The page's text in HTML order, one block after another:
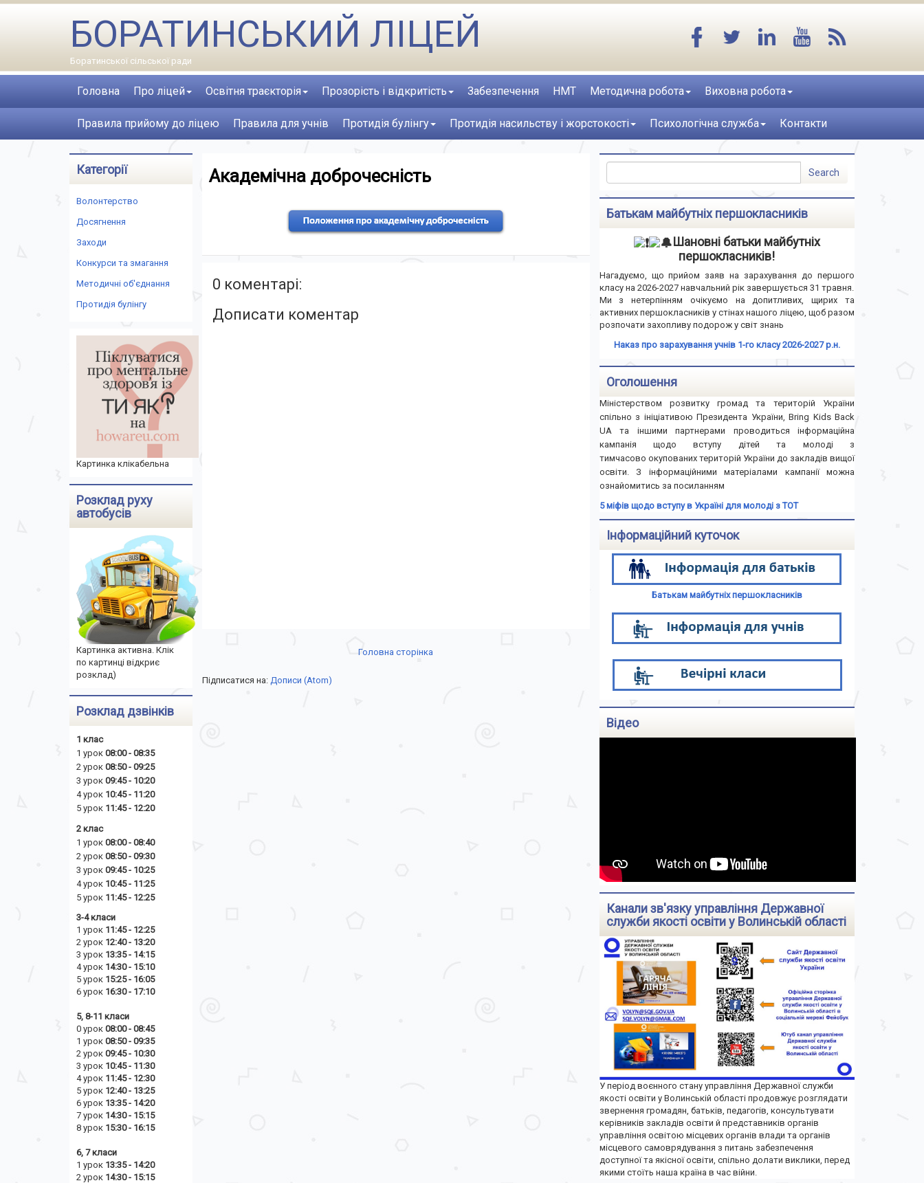
БОРАТИНСЬКИЙ ЛІЦЕЙ
Боратинської сільської ради
Головна Про ліцей Освітня траєкторія Прозорість і відкритість Забезпечення НМТ Методична робота Виховна робота
Правила прийому до ліцею Правила для учнів Протидія булінгу Протидія насильству і жорстокості Психологічна служба Контакти
Академічна доброчесність
0 коментарі:
Дописати коментар
Головна сторінка
Підписатися на: Дописи (Atom)
Категорії
Волонтерство
Досягнення
Заходи
Конкурси та змагання
Методичні об'єднання
Протидія булінгу
Картинка клікабельна
Розклад руху
автобусів
Картинка активна. Клік
по картинці відкриє
розклад)
Розклад дзвінків
1 клас
1 урок 08:00 - 08:35
2 урок 08:50 - 09:25
3 урок 09:45 - 10:20
4 урок 10:45 - 11:20
5 урок 11:45 - 12:20
2 клас
1 урок 08:00 - 08:40
2 урок 08:50 - 09:30
3 урок 09:45 - 10:25
4 урок 10:45 - 11:25
5 урок 11:45 - 12:25
3-4 класи
1 урок 11:45 - 12:25
2 урок 12:40 - 13:20
3 урок 13:35 - 14:15
4 урок 14:30 - 15:10
5 урок 15:25 - 16:05
6 урок 16:30 - 17:10
5, 8-11 класи
0 урок 08:00 - 08:45
1 урок 08:50 - 09:35
2 урок 09:45 - 10:30
3 урок 10:45 - 11:30
4 урок 11:45 - 12:30
5 урок 12:40 - 13:25
6 урок 13:35 - 14:20
7 урок 14:30 - 15:15
8 урок 15:30 - 16:15
6, 7 класи
1 урок 13:35 - 14:20
2 урок 14:30 - 15:15
Батькам майбутніх першокласників
Шановні батьки майбутніх
першокласників!
Нагадуємо, що прийом заяв на зарахування до першого
класу на 2026-2027 навчальний рік завершується 31 травня.
Ми з нетерпінням очікуємо на допитливих, щирих та
активних першокласників у стінах нашого ліцею, щоб разом
розпочати захопливу подорож у світ знань
Наказ про зарахування учнів 1-го класу 2026-2027 р.н.
Оголошення
Міністерством розвитку громад та територій України
спільно з ініціативою Президента України, Bring Kids Back
UA та іншими партнерами проводиться інформаційна
кампанія щодо вступу дітей та молоді з
тимчасово окупованих територій України до закладів вищої
освіти. З інформаційними матеріалами кампанії можна
ознайомитись за посиланням
5 міфів щодо вступу в Україні для молоді з ТОТ
Інформаційний куточок
Батькам майбутніх першокласників
Відео
Канали зв'язку управління Державної
служби якості освіти у Волинській області
У період воєнного стану управління Державної служби
якості освіти у Волинській області продовжує розглядати
звернення громадян, батьків, педагогів, консультувати
керівників закладів освіти й представників органів
управління освітою місцевих органів влади та органів
місцевого самоврядування з питань забезпечення
доступної та якісної освіти, спільно долати виклики, перед
якими стоїть наша країна в час війни.